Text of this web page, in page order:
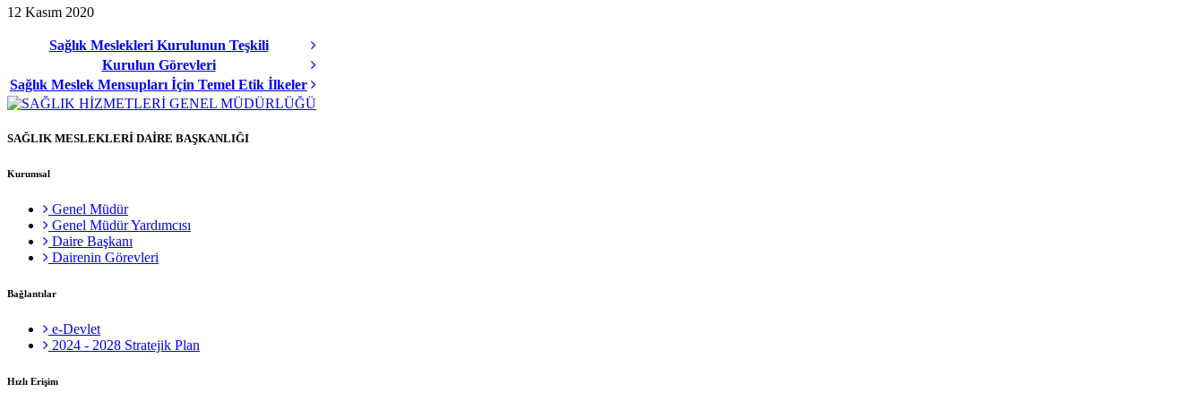
12 Kasım 2020
Sağlık Meslekleri Kurulunun Teşkili
Kurulun Görevleri
Sağlık Meslek Mensupları İçin Temel Etik İlkeler
SAĞLIK MESLEKLERİ DAİRE BAŞKANLIĞI
Kurumsal
Genel Müdür
Genel Müdür Yardımcısı
Daire Başkanı
Dairenin Görevleri
Bağlantılar
e-Devlet
2024 - 2028 Stratejik Plan
Hızlı Erişim